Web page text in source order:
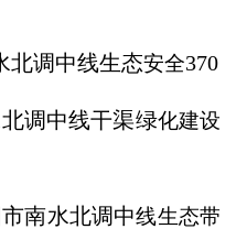
北调中线生态安全370
调中线干渠绿化建设
南水北调中线生态带